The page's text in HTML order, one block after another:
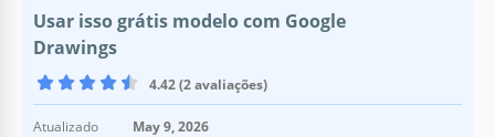
Usar isso grátis modelo com Google
Drawings
4.42 (2 avaliações)
Atualizado
May 9, 2026